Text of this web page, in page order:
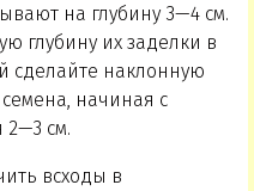
на глубину 3—4 см.
глубину их заделки в
сделайте наклонную
семена, начиная с
2—3 см.
всходы в